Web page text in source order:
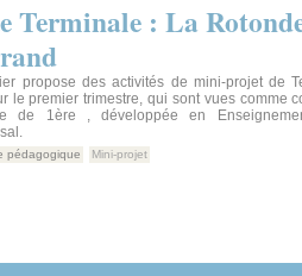
Terminale : La
propose des activités de mini-projet de
le premier trimestre, qui sont vues comme
de 1ère , développée en
pédagogique Mini-projet